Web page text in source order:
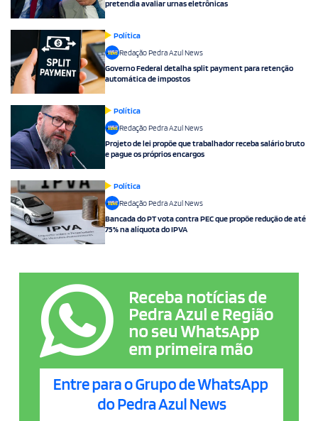
pretendia avaliar urnas eletrônicas
Política
Redação Pedra Azul News
Governo Federal detalha split payment para retenção
automática de impostos
Política
Redação Pedra Azul News
Projeto de lei propõe que trabalhador receba salário bruto
e pague os próprios encargos
Política
Redação Pedra Azul News
Bancada do PT vota contra PEC que propõe redução de até
75% na alíquota do IPVA